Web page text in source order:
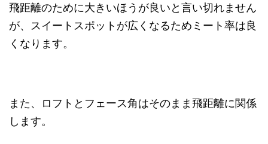
飛距離のために大きいほうが良いと言い切れません
が、スイートスポットが広くなるためミート率は良
くなります。
また、ロフトとフェース角はそのまま飛距離に関係
します。